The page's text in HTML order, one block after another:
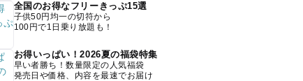
全国のお得なフリーきっぷ15選
子供50円均一の切符から
100円で1日乗り放題も！
お得いっぱい！2026夏の福袋特集
早い者勝ち！数量限定の人気福袋
発売日や価格、内容を最速でお届け